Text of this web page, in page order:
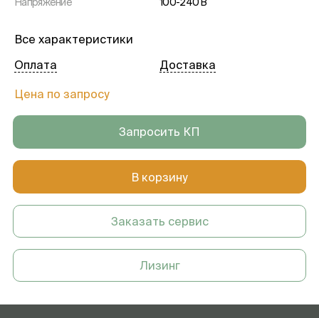
Все характеристики
Цена по запросу
Оплата Доставка
Запросить КП
В корзину
Заказать сервис
Лизинг